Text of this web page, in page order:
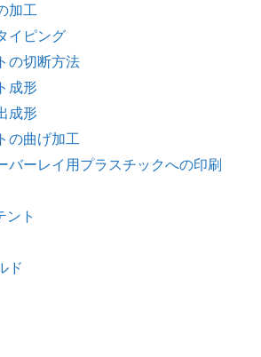
加工
イピング
の切断方法
成形
成形
の曲げ加工
バーレイ用プラスチックへの印刷
ント
ド